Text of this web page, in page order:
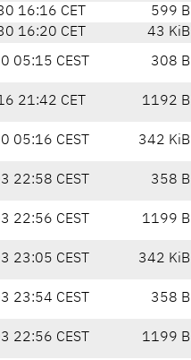
16:16 CET
599 B
16:20 CET
43 KiB
05:15 CEST 308 B
21:42 CET 1192 B
05:16 CEST 342 KiB
22:58 CEST 358 B
22:56 CEST 1199 B
23:05 CEST 342 KiB
23:54 CEST 358 B
22:56 CEST 1199 B